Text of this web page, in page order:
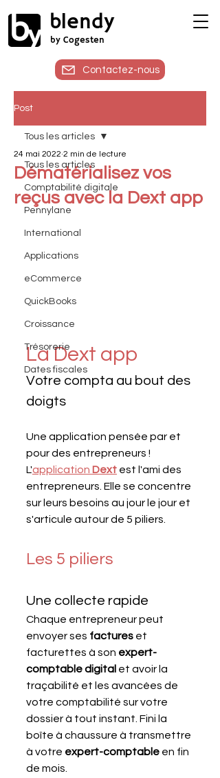
blendy
by Cogesten
Contactez-nous
Post
Tous les articles
Comptabilité digitale
Pennylane
International
Applications
eCommerce
QuickBooks
Croissance
Trésorerie
Dates fiscales
Tous les articles
Dématérialisez vos
reçus avec la Dext app
24 mai 2022 2 min de lecture
La Dext app
Votre compta au bout des
doigts
Une application pensée par et
pour des entrepreneurs !
L'application Dext est l'ami des
entrepreneurs. Elle se concentre
sur leurs besoins au jour le jour et
s'articule autour de 5 piliers.
Les 5 piliers
Une collecte rapide
Chaque entrepreneur peut
envoyer ses factures et
facturettes à son expert-
comptable digital et avoir la
traçabilité et les avancées de
votre comptabilité sur votre
dossier à tout instant. Fini la
boîte à chaussure à transmettre
à votre expert-comptable en fin
de mois.